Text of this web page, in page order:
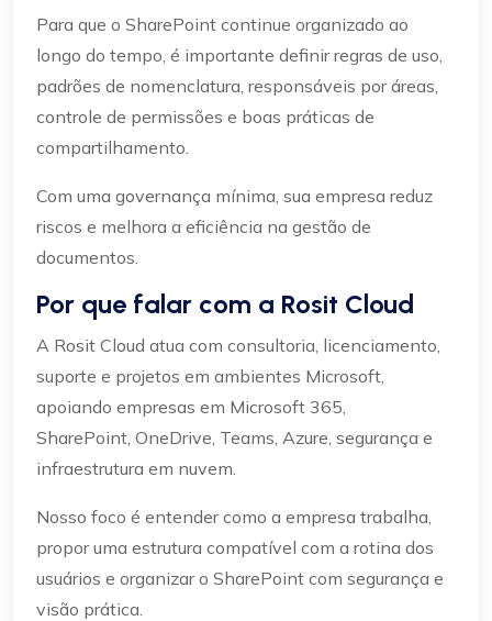
Para que o SharePoint continue organizado ao
longo do tempo, é importante definir regras de uso,
padrões de nomenclatura, responsáveis por áreas,
controle de permissões e boas práticas de
compartilhamento.
Com uma governança mínima, sua empresa reduz
riscos e melhora a eficiência na gestão de
documentos.
Por que falar com a Rosit Cloud
A Rosit Cloud atua com consultoria, licenciamento,
suporte e projetos em ambientes Microsoft,
apoiando empresas em Microsoft 365,
SharePoint, OneDrive, Teams, Azure, segurança e
infraestrutura em nuvem.
Nosso foco é entender como a empresa trabalha,
propor uma estrutura compatível com a rotina dos
usuários e organizar o SharePoint com segurança e
visão prática.